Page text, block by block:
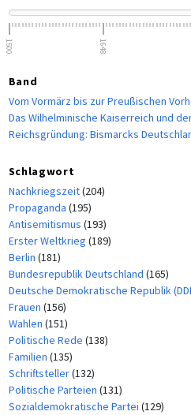
1500 1648
Band
Vom Vormärz bis zur Preußischen
Das Wilhelminische Kaiserreich und
Reichsgründung: Bismarcks
Schlagwort
Nachkriegszeit(204)
Propaganda (195)
Antisemitismus (193)
Erster Weltkrieg (189)
Berlin (181)
Bundesrepublik Deutschland (165)
Deutsche Demokratische Republik
Frauen (156)
Wahlen (151)
Politische Rede (138)
Familien (135)
Schriftsteller(132)
Politische Parteien (131)
Sozialdemokratische Partei (129)